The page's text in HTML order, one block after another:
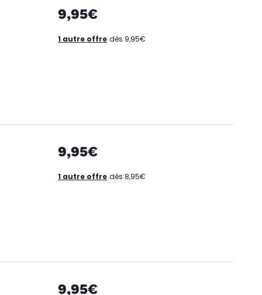
9,95€
1 autre offre dès 9,95€
9,95€
1 autre offre dès 8,95€
9,95€